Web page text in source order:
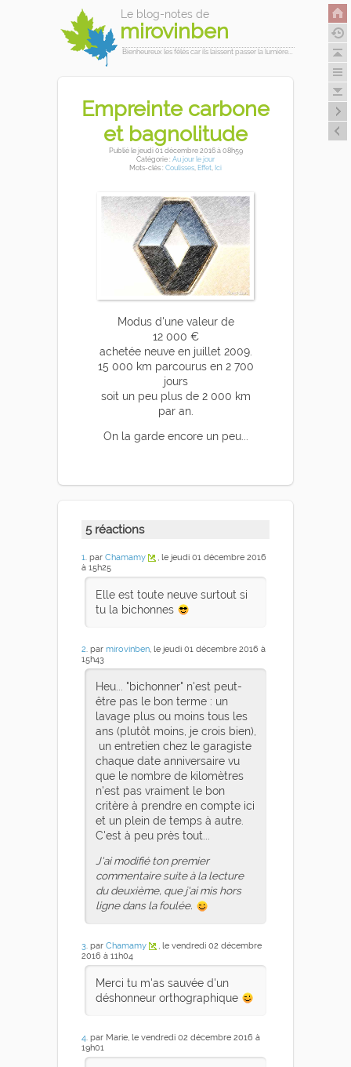
Le blog-notes de
mirovinben
Bienheureux les fêlés car ils laissent passer la lumière...
Empreinte carbone
et bagnolitude
Publiéle jeudi 01 décembre 2016à 08h59
Catégorie : Au jour le jour
Mots-clés : Coulisses Effet Ici
Modus d'une valeur de
12 000 €
achetée neuve en juillet 2009.
15 000 km parcourus en 2 700
jours
soit un peu plus de 2 000 km
par an.
On la garde encore un peu...
5 réactions
1 . par Chamamy
, le jeudi 01 décembre 2016
à 15h25
Elle est toute neuve surtout si
tu la bichonnes
2. par mirovinben, le jeudi 01 décembre 2016 à
15h43
Heu... "bichonner" n'est peut-
être pas le bon terme : un
lavage plus ou moins tous les
ans (plutôt moins, je crois bien),
un entretien chez le garagiste
chaque date anniversaire vu
que le nombre de kilomètres
n'est pas vraiment le bon
critère à prendre en compte ici
et un plein de temps à autre.
C'est à peu près tout...
J'ai modifié ton premier
commentaire suite à la lecture
du deuxième, que j'ai mis hors
ligne dans la foulée.
3 . par Chamamy
, le vendredi 02 décembre
2016 à 11h04
Merci tu m'as sauvée d'un
déshonneur orthographique
4. par Marie, le vendredi 02 décembre 2016 à
19h01